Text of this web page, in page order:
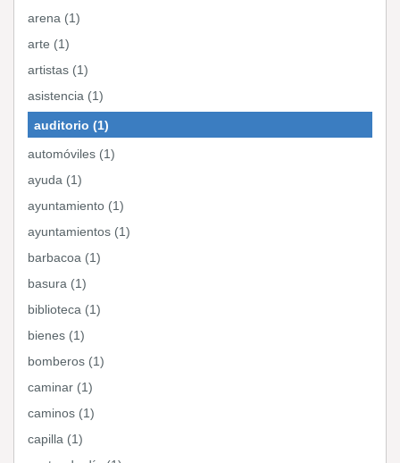
arena (1)
arte (1)
artistas (1)
asistencia (1)
auditorio (1)
automóviles (1)
ayuda (1)
ayuntamiento (1)
ayuntamientos (1)
barbacoa (1)
basura (1)
biblioteca (1)
bienes (1)
bomberos (1)
caminar (1)
caminos (1)
capilla (1)